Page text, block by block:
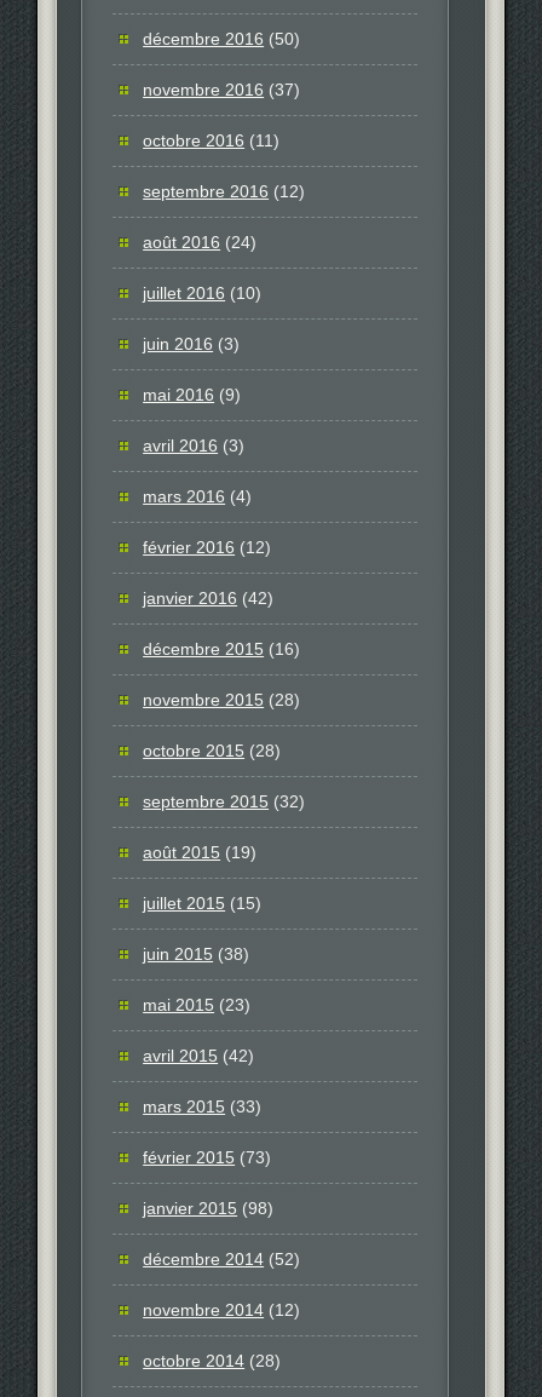
décembre 2016 (50)
novembre 2016 (37)
octobre 2016 (11)
septembre 2016 (12)
août 2016 (24)
juillet 2016 (10)
juin 2016 (3)
mai 2016 (9)
avril 2016 (3)
mars 2016 (4)
février 2016 (12)
janvier 2016 (42)
décembre 2015 (16)
novembre 2015 (28)
octobre 2015 (28)
septembre 2015 (32)
août 2015 (19)
juillet 2015 (15)
juin 2015 (38)
mai 2015 (23)
avril 2015 (42)
mars 2015 (33)
février 2015 (73)
janvier 2015 (98)
décembre 2014 (52)
novembre 2014 (12)
octobre 2014 (28)